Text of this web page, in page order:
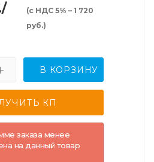
/
(с НДС 5% – 1 720
руб.)
В КОРЗИНУ
заказа менее
на данный товар